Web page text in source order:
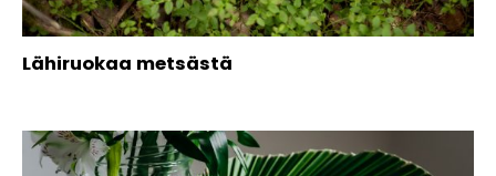
Lähiruokaa metsästä